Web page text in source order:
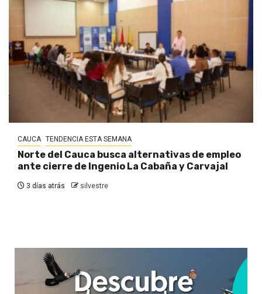
CAUCA TENDENCIA ESTA SEMANA
Norte del Cauca busca alternativas de empleo
ante cierre de Ingenio La Cabaña y Carvajal
3 días atrás silvestre